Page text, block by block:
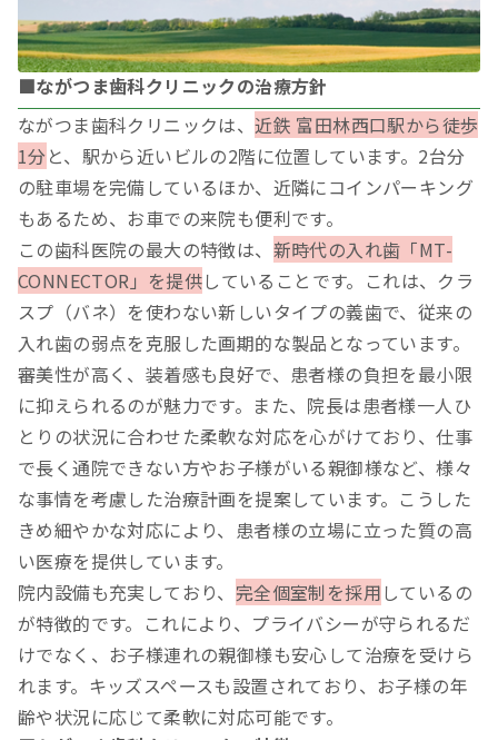
■ながつま歯科クリニックの治療方針
ながつま歯科クリニックは、近鉄 富田林西口駅から徒歩
1分と、駅から近いビルの2階に位置しています。2台分
の駐車場を完備しているほか、近隣にコインパーキング
もあるため、お車での来院も便利です。
この歯科医院の最大の特徴は、 新時代の入れ歯「MT-
CONNECTOR」を提供していることです。これは、クラ
スプ（バネ）を使わない新しいタイプの義歯で、従来の
入れ歯の弱点を克服した画期的な製品となっています。
審美性が高く、装着感も良好で、患者様の負担を最小限
に抑えられるのが魅力です。また、院長は患者様一人ひ
とりの状況に合わせた柔軟な対応を心がけており、仕事
で長く通院できない方やお子様がいる親御様など、様々
な事情を考慮した治療計画を提案しています。こうした
きめ細やかな対応により、患者様の立場に立った質の高
い医療を提供しています。
院内設備も充実しており、 完全個室制を採用 しているの
が特徴的です。これにより、プライバシーが守られるだ
けでなく、お子様連れの親御様も安心して治療を受けら
れます。キッズスペースも設置されており、お子様の年
齢や状況に応じて柔軟に対応可能です。